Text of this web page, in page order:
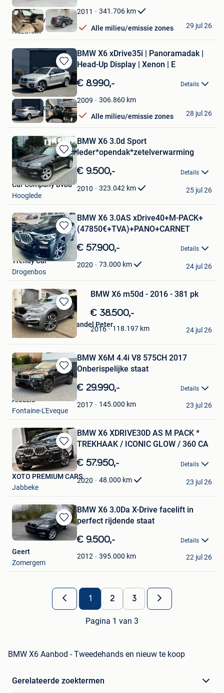
Favorieten
2011 341.706 km
Alle milieu/emissie zones
Provan Invest BV
Nazareth
29 jul 26
Bewaren
in
Mijn
Favorieten
BMW X6 xDrive35i | Panoramadak |
Head-Up Display | Xenon | E
€ 8.990,- Details
2009 306.860 km
Alle milieu/emissie zones
Autoaanbod.nu
Boekel
28 jul 26
Bewaren
in
Mijn
Favorieten
BMW X6 3.0d Sport
leder*opendak*zetelverwarming
€ 9.500,- Details
2010 323.042 km
Car Company Bvba
Hooglede
25 jul 26
Bewaren
in
Mijn
Favorieten
BMW X6 3.0AS xDrive40+M-PACK+
(47850€+TVA)+PANO+CARNET
€ 57.900,- Details
2020 73.000 km
Trendy Car
Drogenbos
24 jul 26
Bewaren
in
Mijn
Favorieten
BMW X6 m50d - 2016 - 381 pk
€ 38.500,-
2016 118.197 km
SPRS Motors (Autohandel Peter
Roeselare
24 jul 26
Bewaren
in
Mijn
Favorieten
BMW X6M 4.4i V8 575CH 2017
Onberispelijke staat
€ 29.990,- Details
2017 145.000 km
Alessio
Fontaine-L'Eveque
23 jul 26
Bewaren
in
Mijn
Favorieten
BMW X6 XDRIVE30D AS M PACK *
TREKHAAK / ICONIC GLOW / 360 CA
€ 57.950,- Details
2020 48.000 km
XOTO PREMIUM CARS
Jabbeke
23 jul 26
Bewaren
in
Favorieten
BMW X6 3.0Da X-Drive facelift in
perfect rijdende staat
€ 9.500,- Details
2012 395.000 km
Geert
Zomergem
22 jul 26
1 2 3
Pagina 1 van 3
BMW X6 Aanbod - Tweedehands en nieuw te koop
Gerelateerde zoektermen